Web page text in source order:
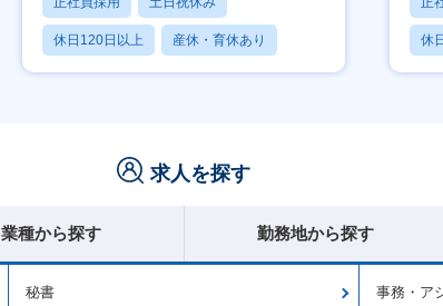
休日120日以上 産休・育休あり
月残業20時間以内
休
月
求人を探す
業種から探す 勤務地から探す
秘書 事務・ア